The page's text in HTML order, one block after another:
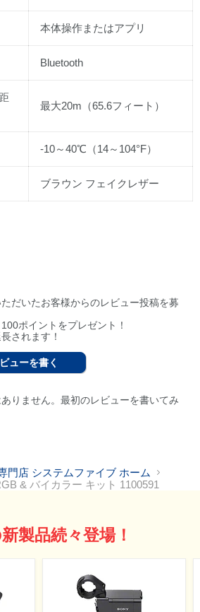
本体操作またはアプリ
Bluetooth
最大20m（65.6フィート）
-10～40℃（14～104°F）
ブラウン フェイクレザー
だいたお客様からのレビュー投稿を募
ポイントをプレゼント！
されます！
ューを書く
りません。最初のレビューを書いてみ
門店 システムファイブ ホーム
& バイカラー キット 1100591
製品続々登場！